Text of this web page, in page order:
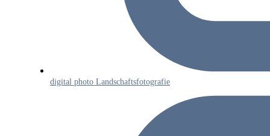
digital photo Landschaftsfotografie